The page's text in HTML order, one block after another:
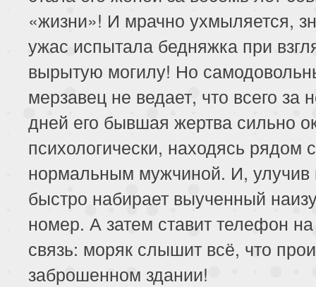
189 серия
190 серия 191 серия
193 серия
194 серия 195 серия
197 серия
198 серия 199 серия
201 серия
202 серия 203 серия
205 серия
206 серия 207 серия
«жизни»! И мрачно ухмыляется,
ужас испытала бедняжка при
вырытую могилу! Но
мерзавец не ведает, что всего за
дней его бывшая жертва сильно
психологически, находясь рядом с
нормальным мужчиной. И, улучив
быстро набирает выученный
номер. А затем ставит телефон
связь: моряк слышит всё, что
заброшенном здании!